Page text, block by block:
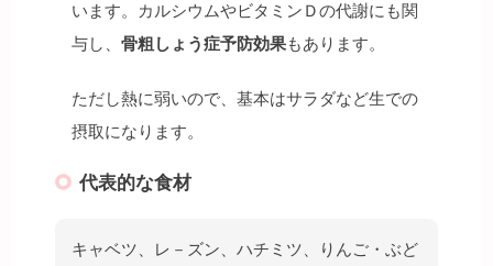
います。カルシウムやビタミンＤの代謝にも関
与し、 骨粗しょう症予防効果もあります。
ただし熱に弱いので、基本はサラダなど生での
摂取になります。
代表的な食材
キャベツ、レ－ズン、ハチミツ、りんご・ぶど